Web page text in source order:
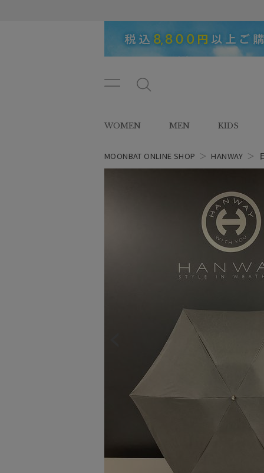
ン
ュ
ー
タ
WOMEN MEN KIDS
MOONBAT ONLINE SHOP ＞ HANWAY ＞